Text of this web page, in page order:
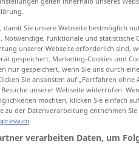
neckisch
damit Sie unsere Webseite bestmöglich
Notwendige, funktionale und statistische
unserer Webseite erforderlich sind,
gespeichert. Marketing-Cookies und
nur gespeichert, wenn Sie uns durch
Sie ansonsten auf „Fortfahren
unserer Webseite widerrufen.
möchten, klicken Sie einfach
zu der Datenverarbeitung entnehmen
.
verarbeiten Daten, um